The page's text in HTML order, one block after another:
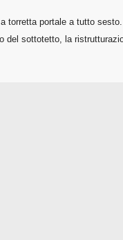
torretta portale a tutto sesto.
sottotetto, la